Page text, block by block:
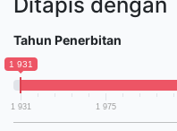
Tahun Penerbitan
1 931
1 931 1 975